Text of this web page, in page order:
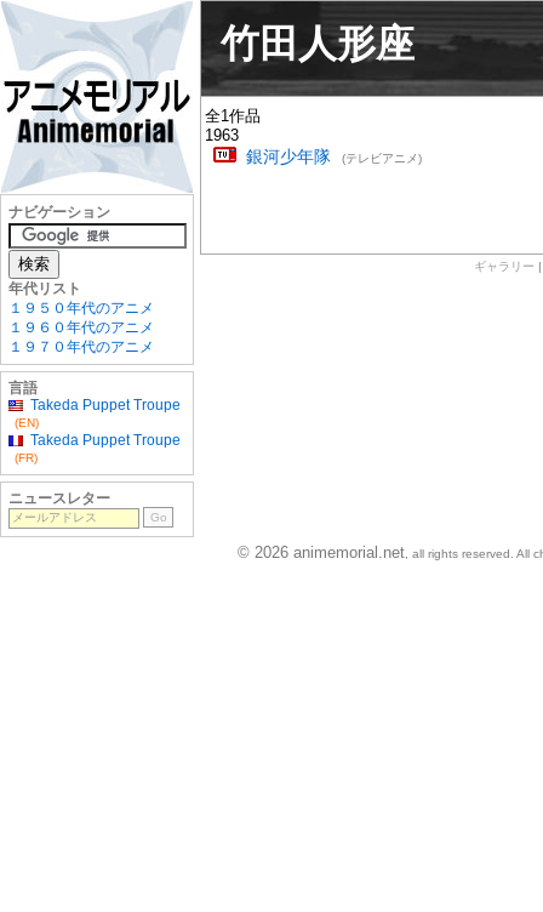
竹田人形座
全1作品
1963
銀河少年隊 (テレビアニメ)
ギャラリー
ナビゲーション
年代リスト
１９５０年代のアニメ
１９６０年代のアニメ
１９７０年代のアニメ
言語
Takeda Puppet Troupe
(EN)
Takeda Puppet Troupe
(FR)
ニュースレター
© 2026 animemorial.net , all rights reserved. All